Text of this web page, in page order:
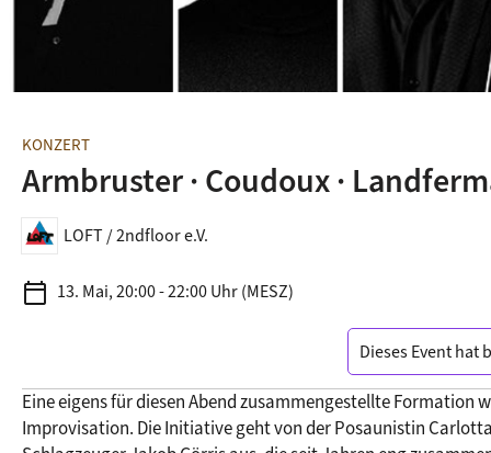
KONZERT
Armbruster · Coudoux ·
LOFT / 2ndfloor e.V.
calendar_today 13. Mai, 20:00 - 22:00 Uhr (MESZ)
Dieses Event hat
Eine eigens für diesen Abend zusammengestellte Formation
Improvisation. Die Initiative geht von der Posaunistin